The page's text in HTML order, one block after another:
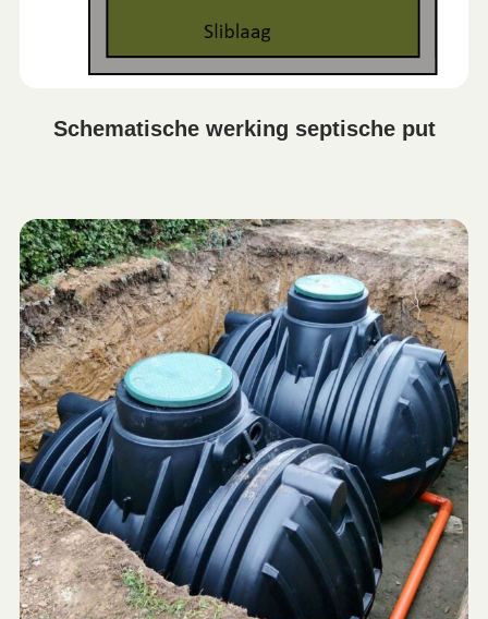
Schematische werking septische put